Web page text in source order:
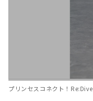
プリンセスコネクト！Re:Dive